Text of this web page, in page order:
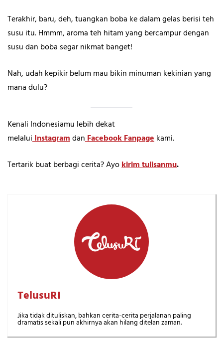
Terakhir, baru, deh, tuangkan boba ke dalam gelas berisi teh
susu itu. Hmmm, aroma teh hitam yang bercampur dengan
susu dan boba segar nikmat banget!
Nah, udah kepikir belum mau bikin minuman kekinian yang
mana dulu?
Kenali Indonesiamu lebih dekat
melaluiInstagramdanFacebook Fanpagekami.
Tertarik buat berbagi cerita? Ayokirim tulisanmu.
TelusuRI
Jika tidak dituliskan, bahkan cerita-cerita perjalanan paling
dramatis sekali pun akhirnya akan hilang ditelan zaman.